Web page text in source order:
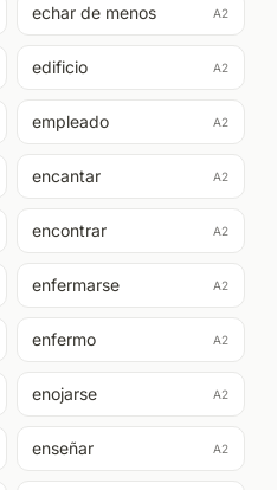
echar de menos A2
edificio A2
empleado A2
encantar A2
encontrar A2
enfermarse A2
enfermo A2
enojarse A2
enseñar A2